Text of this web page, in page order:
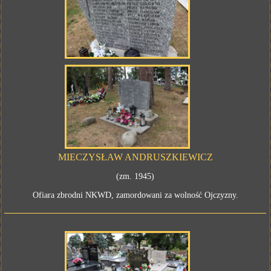
MIECZYSŁAW ANDRUSZKIEWICZ
(zm. 1945)
Ofiara zbrodni NKWD, zamordowani za wolność Ojczyzny.